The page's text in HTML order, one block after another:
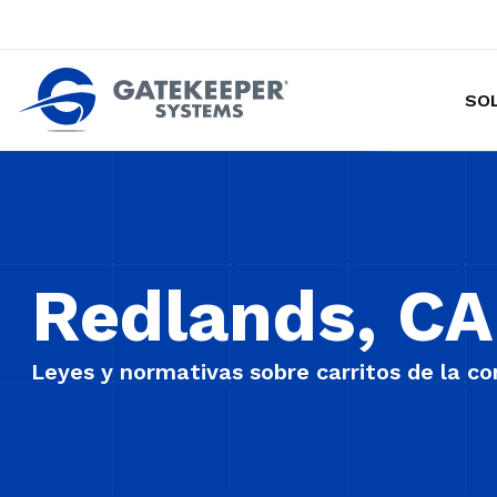
Redlands, CA
Leyes y normativas sobre carritos de la